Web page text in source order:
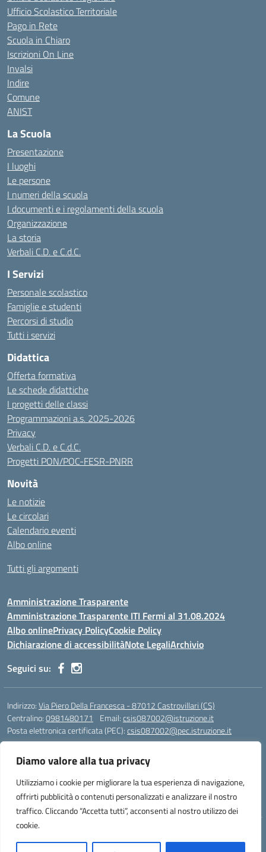
Diamo valore alla tua privacy
Utilizziamo i cookie per migliorare la tua esperienza di navigazione,
offrirti pubblicità o contenuti personalizzati e analizzare il nostro
traffico. Cliccando “Accetta tutti”, acconsenti al nostro utilizzo dei
cookie.
Ufficio Scolastico Territoriale
Pago in Rete
Scuola in Chiaro
Iscrizioni On Line
Invalsi
Indire
Comune
ANIST
La Scuola
Presentazione
I luoghi
Le persone
I numeri della scuola
I documenti e i regolamenti della scuola
Organizzazione
La storia
Verbali C.D. e C.d.C.
I Servizi
Personale scolastico
Famiglie e studenti
Percorsi di studio
Tutti i servizi
Didattica
Offerta formativa
Le schede didattiche
I progetti delle classi
Programmazioni a.s. 2025-2026
Privacy
Verbali C.D. e C.d.C.
Progetti PON/POC-FESR-PNRR
Novità
Le notizie
Le circolari
Calendario eventi
Albo online
Tutti gli argomenti
Amministrazione Trasparente
Amministrazione Trasparente ITI Fermi al 31.08.2024
Albo onlinePrivacy PolicyCookie Policy
Dichiarazione di accessibilitàNote LegaliArchivio
Seguici su:
Indirizzo:Via Piero Della Francesca - 87012 Castrovillari (CS)
Centralino:0981480171 Email:csis087002@istruzione.it
Posta elettronica certificata (PEC):csis087002@pec.istruzione.it
Codice meccanografico:CSIS087002
Codice Indice delle Pubbliche Amministrazioni (IPA): PNG4CA8K
Codice unico di fatturazione (CUF): R8N7JA